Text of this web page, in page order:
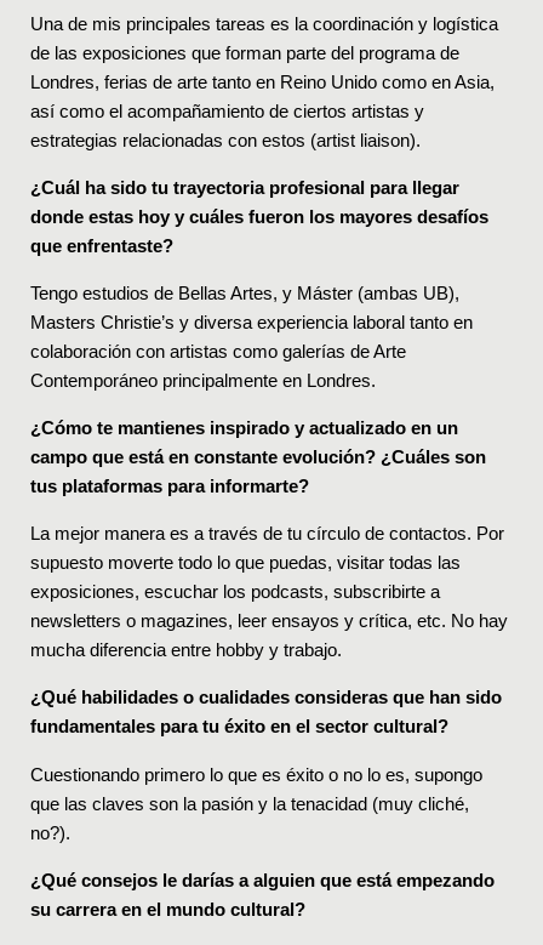
Una de mis principales tareas es la coordinación y logística
de las exposiciones que forman parte del programa de
Londres, ferias de arte tanto en Reino Unido como en Asia,
así como el acompañamiento de ciertos artistas y
estrategias relacionadas con estos (artist liaison).
¿Cuál ha sido tu trayectoria profesional para llegar
donde estas hoy y cuáles fueron los mayores desafíos
que enfrentaste?
Tengo estudios de Bellas Artes, y Máster (ambas UB),
Masters Christie’s y diversa experiencia laboral tanto en
colaboración con artistas como galerías de Arte
Contemporáneo principalmente en Londres.
¿Cómo te mantienes inspirado y actualizado en un
campo que está en constante evolución? ¿Cuáles son
tus plataformas para informarte?
La mejor manera es a través de tu círculo de contactos. Por
supuesto moverte todo lo que puedas, visitar todas las
exposiciones, escuchar los podcasts, subscribirte a
newsletters o magazines, leer ensayos y crítica, etc. No hay
mucha diferencia entre hobby y trabajo.
¿Qué habilidades o cualidades consideras que han sido
fundamentales para tu éxito en el sector cultural?
Cuestionando primero lo que es éxito o no lo es, supongo
que las claves son la pasión y la tenacidad (muy cliché,
no?).
¿Qué consejos le darías a alguien que está empezando
su carrera en el mundo cultural?